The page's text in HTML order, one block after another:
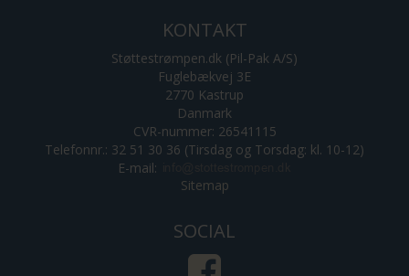
KONTAKT
Støttestrømpen.dk (Pil-Pak A/S)
Fuglebækvej 3E
2770 Kastrup
Danmark
CVR-nummer: 26541115
Telefonnr.: 32 51 30 36 (Tirsdag og Torsdag: kl. 10-12)
E-mail:
Sitemap
SOCIAL